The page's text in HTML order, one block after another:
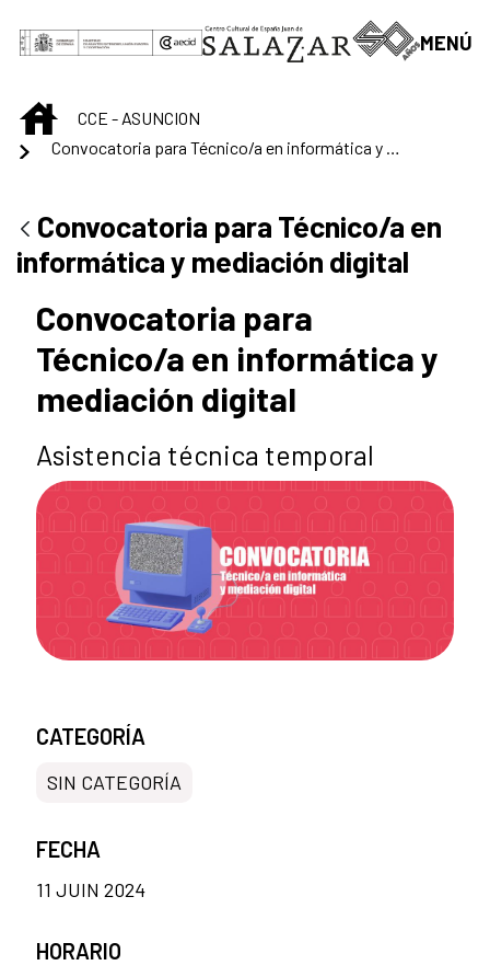
MENÚ
INICIOCCE - ASUNCION
Convocatoria para Técnico/a en
informática y mediación digital
Convocatoria para
Técnico/a en informática y
mediación digital
Asistencia técnica temporal
CATEGORÍA
SIN CATEGORÍA
FECHA
11 JUIN 2024
HORARIO